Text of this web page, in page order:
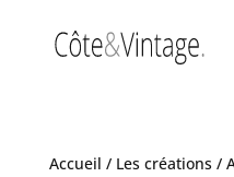
Accueil / Les créations/